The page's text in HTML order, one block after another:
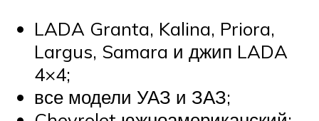
LADA Granta, Kalina, Priora,
Largus, Samara и джип LADA
4×4;
все модели УАЗ и ЗАЗ;